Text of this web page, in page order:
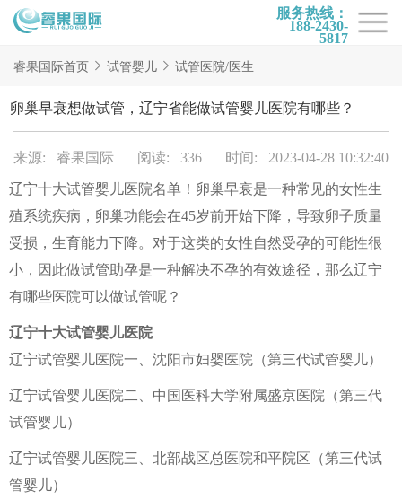
服务热线：
188-2430-
5817
首页
试管项目
试管百科
试管医院
睿果国际
睿果国际首页 试管婴儿 试管医院/医生
卵巢早衰想做试管，辽宁省能做试管婴儿医院有哪些？
来源: 睿果国际 阅读: 336 时间: 2023-04-28 10:32:40
辽宁十大试管婴儿医院名单！卵巢早衰是一种常见的女性生
殖系统疾病，卵巢功能会在45岁前开始下降，导致卵子质量
受损，生育能力下降。对于这类的女性自然受孕的可能性很
小，因此做试管助孕是一种解决不孕的有效途径，那么辽宁
有哪些医院可以做试管呢？
辽宁十大试管婴儿医院
辽宁试管婴儿医院一、沈阳市妇婴医院（第三代试管婴儿）
辽宁试管婴儿医院二、中国医科大学附属盛京医院（第三代
试管婴儿）
辽宁试管婴儿医院三、北部战区总医院和平院区（第三代试
管婴儿）